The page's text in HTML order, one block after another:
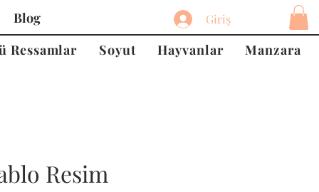
Giriş
Blog
Ressamlar Soyut Hayvanlar Manzara
Resim